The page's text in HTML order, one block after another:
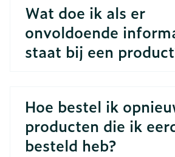
Wat doe ik als er
onvoldoende
staat bij een
Hoe bestel ik
producten die ik
besteld heb?